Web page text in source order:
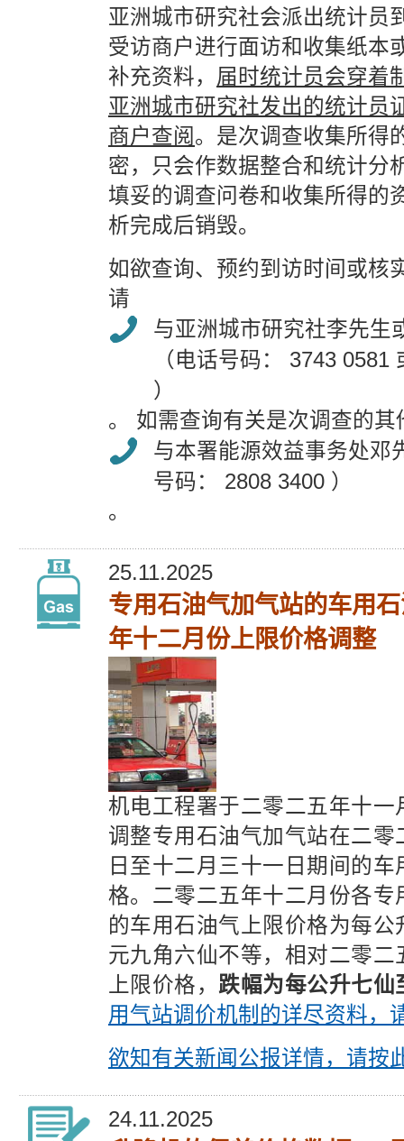
亚洲城市研究社会派出统计员
受访商户进行面访和收集纸本
补充资料， 届时统计员会穿着
亚洲城市研究社发出的统计员
商户查阅。是次调查收集所得
密，只会作数据整合和统计分
填妥的调查问卷和收集所得的
析完成后销毁。
如欲查询、预约到访时间或核
请
与亚洲城市研究社李先生
（电话号码： 3743 0581
）
。 如需查询有关是次调查的其
与本署能源效益事务处邓
号码： 2808 3400 ）
。
25.11.2025
专用石油气加气站的车用
年十二月份上限价格调整
机电工程署于二零二五年十一
调整专用石油气加气站在二零
日至十二月三十一日期间的
格。二零二五年十二月份各专
的车用石油气上限价格为每公
元九角六仙不等，相对二零二
上限价格， 跌幅为每公升七仙
用气站调价机制的详尽资料，
欲知有关新闻公报详情，请按
24.11.2025